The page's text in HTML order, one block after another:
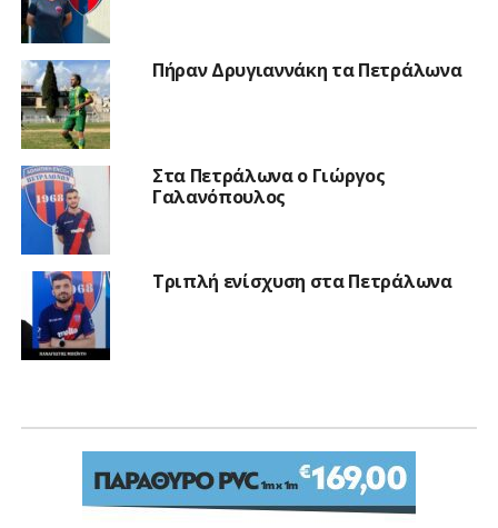
Πήραν Δρυγιαννάκη τα Πετράλωνα
Στα Πετράλωνα ο Γιώργος
Γαλανόπουλος
Τριπλή ενίσχυση στα Πετράλωνα